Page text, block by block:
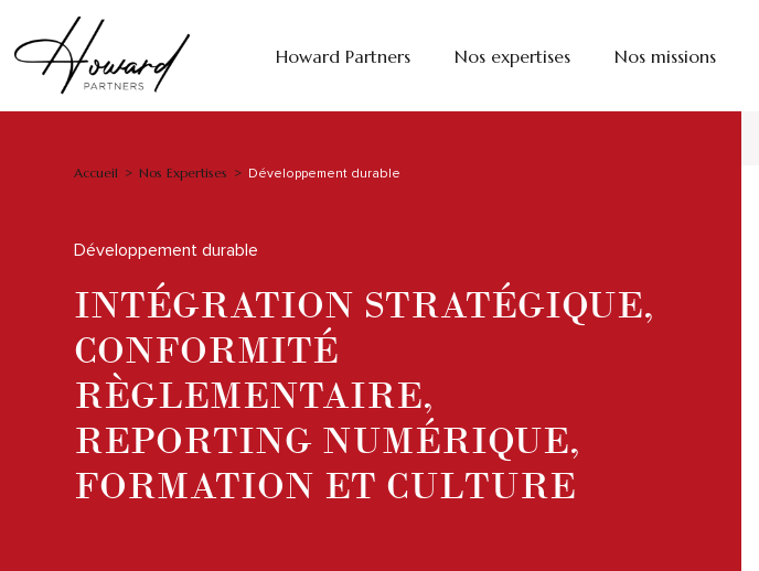
Howard Partners Nos expertises Nos missions
Accueil >Nos Expertises > Développement durable
Développement durable
INTÉGRATION STRATÉGIQUE,
CONFORMITÉ
RÈGLEMENTAIRE,
REPORTING NUMÉRIQUE,
FORMATION ET CULTURE